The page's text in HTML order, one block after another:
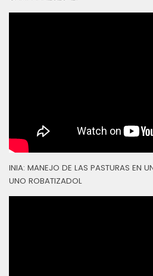
INIA: MANEJO DE LAS PASTURAS EN
UNO ROBATIZADOL